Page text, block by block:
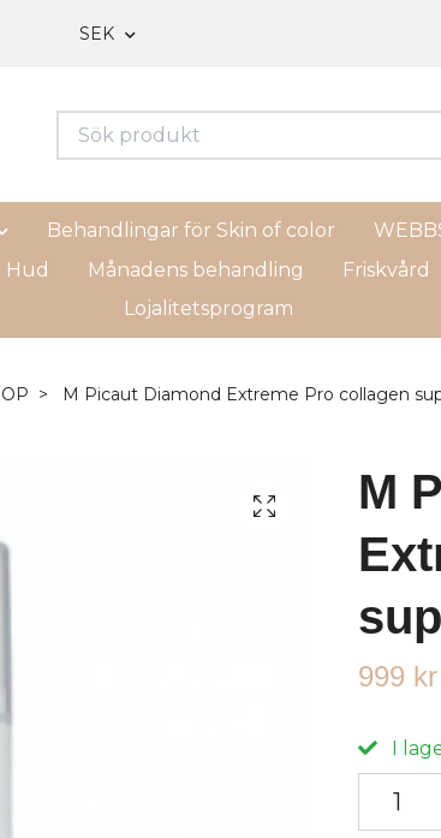
SEK
Behandlingar för Skin of color
Hud Månadens behandling Friskvård
Lojalitetsprogram
M Picaut Diamond Extreme Pro collagen
M
999 kr
I